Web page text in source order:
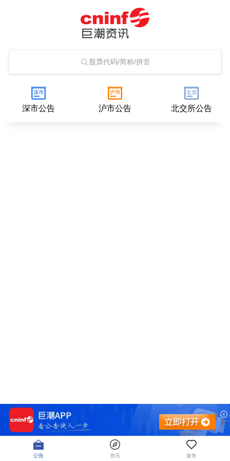
股票代码/简称/拼音
深市公告 沪市公告 北交所公告
公告 资讯 服务